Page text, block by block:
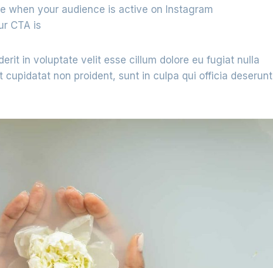
when your audience is active on Instagram
CTA is
in voluptate velit esse cillum dolore eu fugiat nulla
cupidatat non proident, sunt in culpa qui officia deserunt